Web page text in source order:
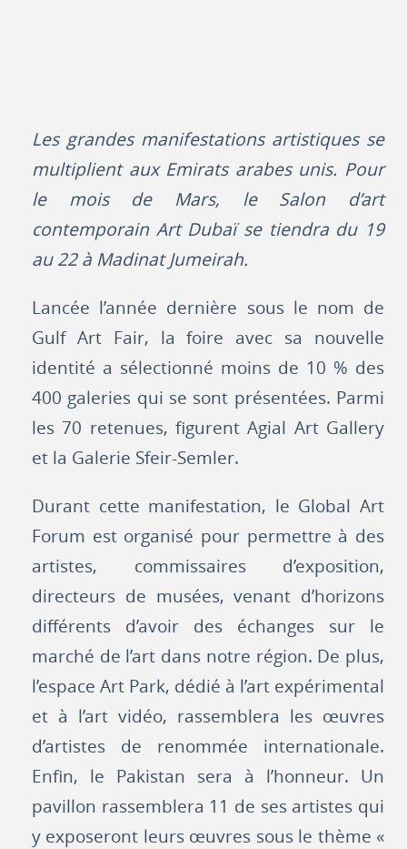
Les grandes manifestations artistiques se
multiplient aux Emirats arabes unis. Pour
le mois de Mars, le Salon d’art
contemporain Art Dubaï se tiendra du 19
au 22 à Madinat Jumeirah.
Lancée l’année dernière sous le nom de
Gulf Art Fair, la foire avec sa nouvelle
identité a sélectionné moins de 10 % des
400 galeries qui se sont présentées. Parmi
les 70 retenues, figurent Agial Art Gallery
et la Galerie Sfeir-Semler.
Durant cette manifestation, le Global Art
Forum est organisé pour permettre à des
artistes, commissaires d’exposition,
directeurs de musées, venant d’horizons
différents d’avoir des échanges sur le
marché de l’art dans notre région. De plus,
l’espace Art Park, dédié à l’art expérimental
et à l’art vidéo, rassemblera les œuvres
d’artistes de renommée internationale.
Enfin, le Pakistan sera à l’honneur. Un
pavillon rassemblera 11 de ses artistes qui
y exposeront leurs œuvres sous le thème «